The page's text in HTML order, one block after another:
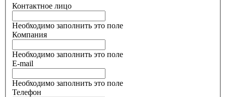
Контактное лицо
Необходимо заполнить это поле
Компания
Необходимо заполнить это поле
E-mail
Необходимо заполнить это поле
Телефон